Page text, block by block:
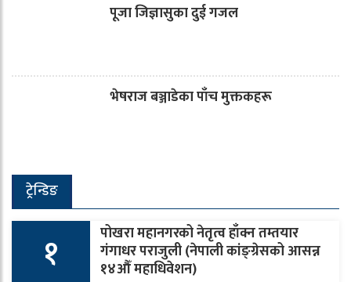
पूजा जिज्ञासुका दुई गजल
भेषराज बञ्जाडेका पाँच मुक्तकहरू
ट्रेन्डिङ
१ पोखरा महानगरको नेतृत्व हाँक्न तम्तयार
गंगाधर पराजुली (नेपाली कांङ्ग्रेसको आसन्न
१४औँ महाधिवेशन)